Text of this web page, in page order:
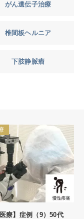
がん遺伝子治療
椎間板ヘルニア
下肢静脈瘤
医療】症例（9）50代